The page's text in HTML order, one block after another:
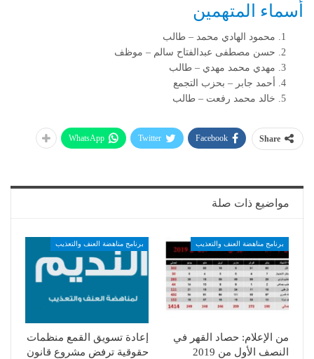
أسماء المتهمين
محمود الهادي محمد – طالب
حسن مصطفى عبدالفتاح سالم – موظف
مهدي محمد مهدي – طالب
أحمد جابر – بحزب التجمع
خالد محمد رفعت – طالب
Share
Facebook
Twitter
WhatsApp
مواضيع ذات صلة
برنامج مناهضة العنف والتعذيب
من الإعلام: حصاد القهر في
النصف الأول من 2019
برنامج مناهضة العنف والتعذيب
إعادة تسويق القمع منظمات
حقوقية ترفض مشروع قانون